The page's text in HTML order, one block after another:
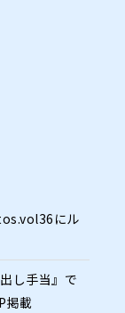
にル
し手当』で
掲載